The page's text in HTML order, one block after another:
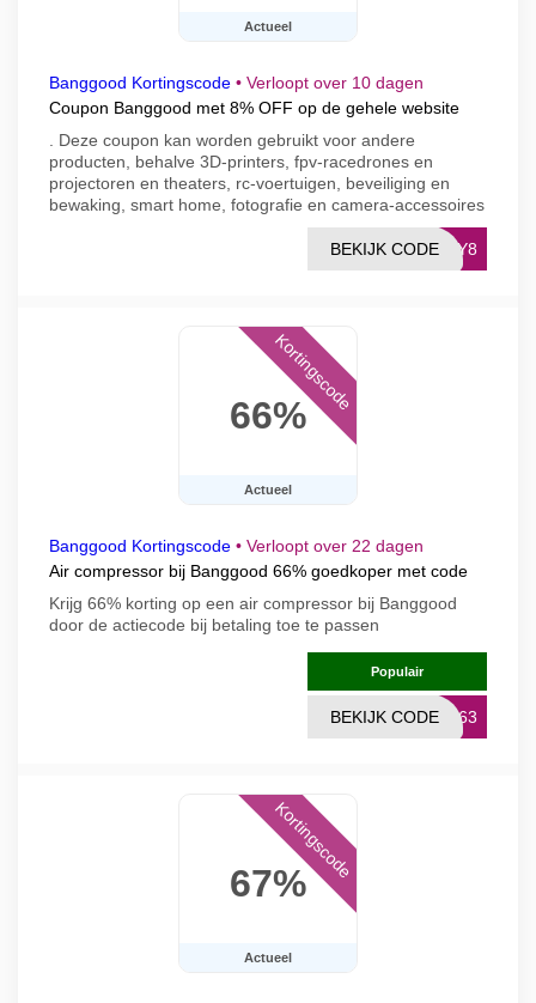
Actueel
Banggood Kortingscode • Verloopt over 10 dagen
Coupon Banggood met 8% OFF op de gehele website
. Deze coupon kan worden gebruikt voor andere
producten, behalve 3D-printers, fpv-racedrones en
projectoren en theaters, rc-voertuigen, beveiliging en
bewaking, smart home, fotografie en camera-accessoires
DAY8
BEKIJK CODE
66%
Actueel
Kortingscode
Banggood Kortingscode • Verloopt over 22 dagen
Air compressor bij Banggood 66% goedkoper met code
Krijg 66% korting op een air compressor bij Banggood
door de actiecode bij betaling toe te passen
Populair
6063
BEKIJK CODE
67%
Actueel
Kortingscode